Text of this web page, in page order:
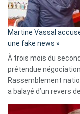
Martine Vassal
une fake news »
À trois mois du
prétendue
Rassemblement
a balayé d’un revers